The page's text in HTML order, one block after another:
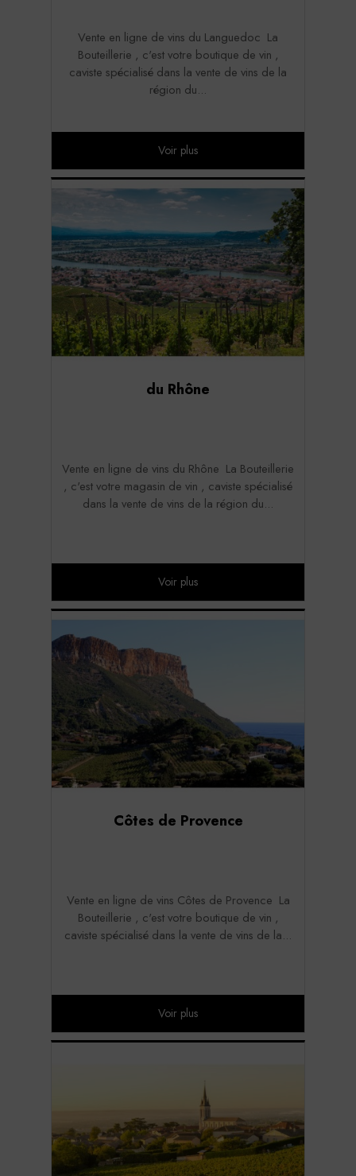
Vente en ligne de vins du Languedoc La
Bouteillerie , c'est votre boutique de vin ,
caviste spécialisé dans la vente de vins de la
région du...
Voir plus
du Rhône
Vente en ligne de vins du Rhône La Bouteillerie
, c'est votre magasin de vin , caviste spécialisé
dans la vente de vins de la région du...
Voir plus
Côtes de Provence
Vente en ligne de vins Côtes de Provence La
Bouteillerie , c'est votre boutique de vin ,
caviste spécialisé dans la vente de vins de la...
Voir plus